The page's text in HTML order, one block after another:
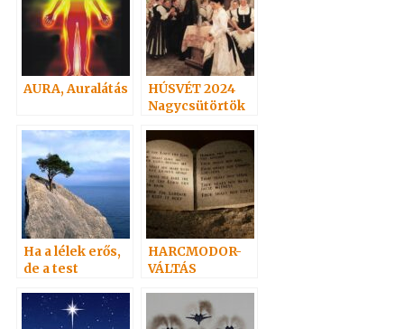
AURA, Auralátás
HÚSVÉT 2024
Nagycsütörtök
Ha a lélek erős,
de a test
HARCMODOR-
VÁLTÁS